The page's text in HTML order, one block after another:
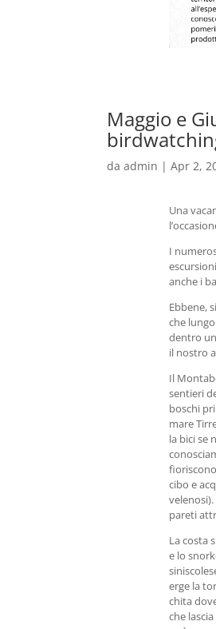
Maggio e
daadmin |Apr 2,
Una
I
anche i
Ebbene,
che
dentro
il nostro
Il
sentieri
boschi
mare
la bici se
cibo e
pareti
La costa
e lo
erge la
chita
che